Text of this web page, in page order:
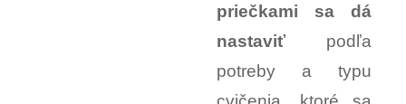
priečkami sa dá
nastaviť podľa
potreby a typu